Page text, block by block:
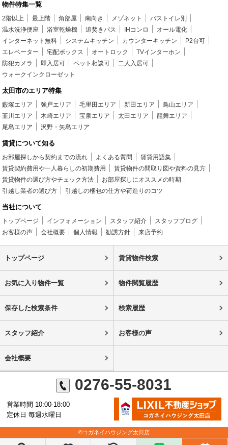
物件特集一覧
2階以上 最上階 角部屋 南向き メゾネット
バストイレ別
温水洗浄便座
浴室乾燥機 追焚きバス IHコンロ
オール電化
インターネット無料
システムキッチン カウンターキッチン
P2台可
エレベーター
宅配ボックス オートロック
TVインターホン
防犯カメラ
即入居可 ペット相談可
二人入居可
ウォークインクローゼット
太田市のエリア特集
藪塚エリア 強戸エリア 毛里田エリア 新田エリア
鳥山エリア
韮川エリア
木崎エリア 宝泉エリア 太田エリア
龍舞エリア
尾島エリア
沢野・矢島エリア
賃貸について知る
お部屋探しから契約までの流れ よくある質問
賃貸用語集
賃貸契約費用や一人暮らしの初期費用
賃貸物件の間取り図や資料の見方
賃貸物件の選び方やチェック方法
お部屋探しにオススメの時期
引越し業者の選び方
引越しの梱包の仕方や荷造りのコツ
当社について
トップページ インフォメーション スタッフ紹介
スタッフブログ
お客様の声
会社概要 個人情報 勧誘方針 来店予約
トップページ 賃貸物件検索
お気に入り物件一覧 物件閲覧履歴
保存した検索条件 検索履歴
スタッフ紹介 お客様の声
会社概要
0276-55-8031
営業時間 10:00-18:00
定休日 毎週水曜日
©コガネイハウジング太田店